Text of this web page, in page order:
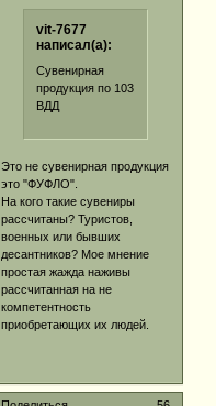
vit-7677
написал(а):
Сувенирная
продукция по 103
ВДД
Это не сувенирная продукция
это "ФУФЛО".
На кого такие сувениры
рассчитаны? Туристов,
военных или бывших
десантников? Мое мнение
простая жажда наживы
рассчитанная на не
компетентность
приобретающих их людей.